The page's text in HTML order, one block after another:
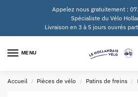
Appelez nous gratuitement :
Spécialiste du Vélo
Livraison en 3 à 5 jours ouvrés
MENU
Accueil / Pièces de vélo / Patins de freins /